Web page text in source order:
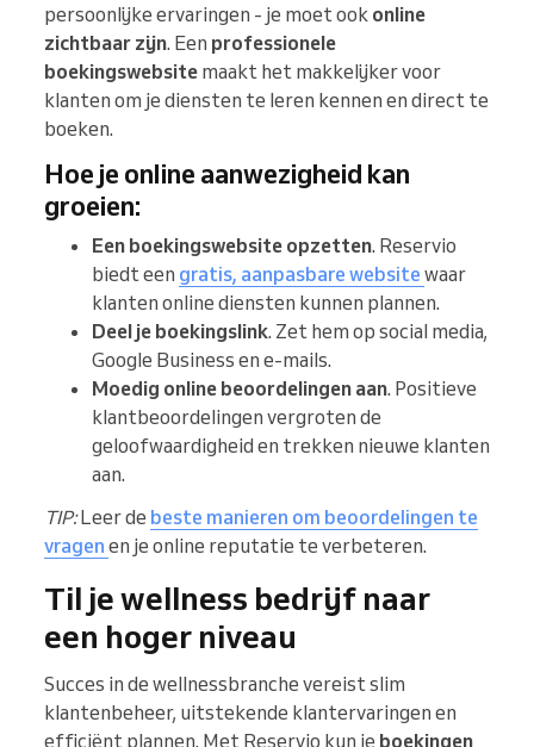
persoonlijke ervaringen - je moet ook online
zichtbaar zijn. Een professionele
boekingswebsite maakt het makkelijker voor
klanten om je diensten te leren kennen en direct te
boeken.
Hoe je online aanwezigheid kan
groeien:
Een boekingswebsite opzetten. Reservio
biedt een gratis, aanpasbare website waar
klanten online diensten kunnen plannen.
Deel je boekingslink. Zet hem op social media,
Google Business en e-mails.
Moedig online beoordelingen aan. Positieve
klantbeoordelingen vergroten de
geloofwaardigheid en trekken nieuwe klanten
aan.
TIP:Leer de beste manieren om beoordelingen te
vragen en je online reputatie te verbeteren.
Til je wellness bedrijf naar
een hoger niveau
Succes in de wellnessbranche vereist slim
klantenbeheer, uitstekende klantervaringen en
efficiënt plannen. Met Reservio kun je boekingen